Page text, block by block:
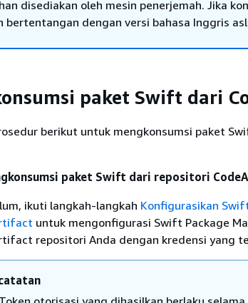
disediakan oleh mesin penerjemah. Jika
bertentangan dengan versi bahasa Inggris
paket Swift dari
berikut untuk mengkonsumsi paket
paket Swift dari repositori
ikuti langkah-langkah Konfigurasikan
untuk mengonfigurasi Swift Package
repositori Anda dengan kredensi yang